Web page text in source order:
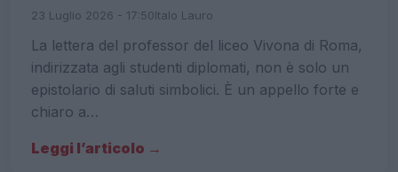
23 Luglio 2026 - 17:50Italo Lauro
La lettera del professor del liceo Vivona di Roma,
indirizzata agli studenti diplomati, non è solo un
epistolario di saluti simbolici. È un appello forte e
chiaro a…
Leggi l’articolo →